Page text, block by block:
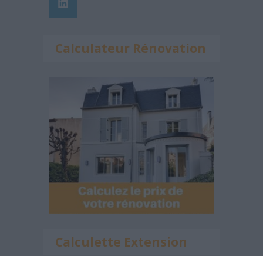
Calculateur Rénovation
Calculette Extension